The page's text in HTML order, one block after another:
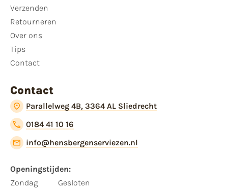
Verzenden
Retourneren
Over ons
Tips
Contact
Contact
Parallelweg 4B, 3364 AL Sliedrecht
0184 41 10 16
info@hensbergenserviezen.nl
Openingstijden:
Zondag
Gesloten